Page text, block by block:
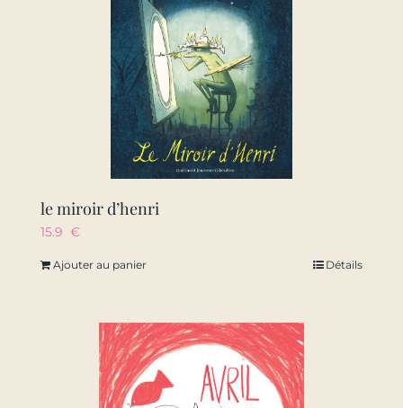
le miroir d’henri
15.9 €
Ajouter au panier Détails